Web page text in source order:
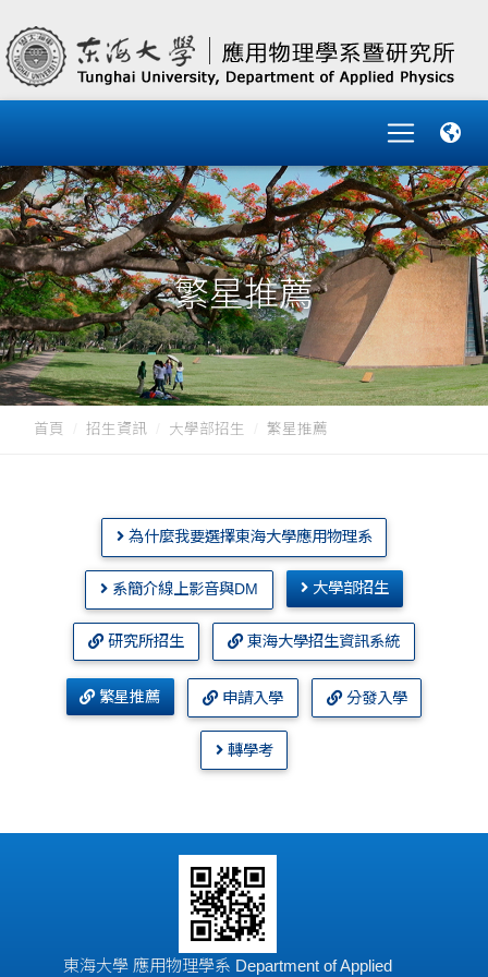
繁星推薦
首頁 招生資訊 大學部招生 繁星推薦
為什麼我要選擇東海大學應用物理系
系簡介線上影音與DM 大學部招生
研究所招生 東海大學招生資訊系統
繁星推薦 申請入學 分發入學
轉學考
東海大學 應用物理學系 Department of Applied